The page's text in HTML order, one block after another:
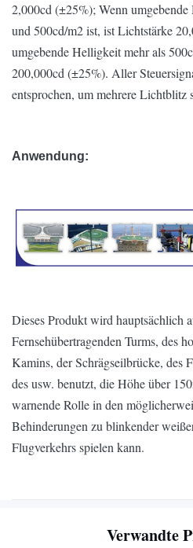
ICAO
1,
2,000cd (±25%); Wenn
und 500cd/m2 ist, ist Lichtstärke
umgebende Helligkeit mehr als
200,000cd (±25%). Aller
entsprochen, um mehrere Lichtblitz
Anwendung:
Dieses Produkt wird hauptsächlich
Fernsehübertragenden Turms, des
Kamins, der Schrägseilbrücke, des
des usw. benutzt, die Höhe über
warnende Rolle in den
Behinderungen zu blinkender
Flugverkehrs spielen kann.
Verwandte